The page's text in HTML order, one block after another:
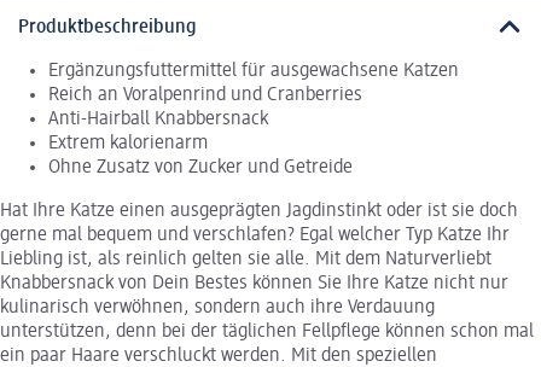
Produktbeschreibung
Ergänzungsfuttermittel für ausgewachsene Katzen
Reich an Voralpenrind und Cranberries
Anti-Hairball Knabbersnack
Extrem kalorienarm
Ohne Zusatz von Zucker und Getreide
Hat Ihre Katze einen ausgeprägten Jagdinstinkt oder ist sie doch
gerne mal bequem und verschlafen? Egal welcher Typ Katze Ihr
Liebling ist, als reinlich gelten sie alle. Mit dem Naturverliebt
Knabbersnack von Dein Bestes können Sie Ihre Katze nicht nur
kulinarisch verwöhnen, sondern auch ihre Verdauung
unterstützen, denn bei der täglichen Fellpflege können schon mal
ein paar Haare verschluckt werden. Mit den speziellen